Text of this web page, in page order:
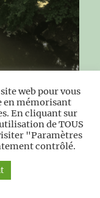
web pour vous
en mémorisant
En cliquant sur
de TOUS
"Paramètres
contrôlé.